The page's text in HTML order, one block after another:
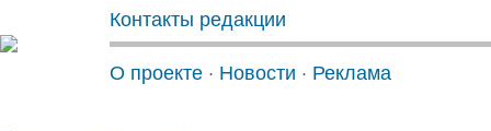
Контакты редакции
О проекте · Новости · Реклама